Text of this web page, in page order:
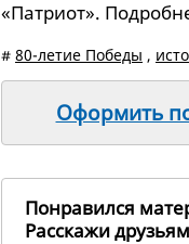
«Патриот».
# 80-летие Победы ,
Оформить
Понравился
Расскажи друзьям